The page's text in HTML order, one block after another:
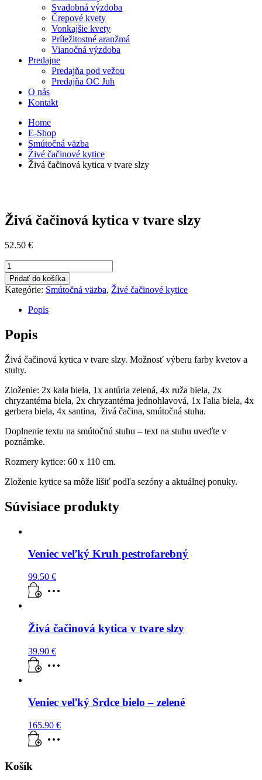
Svadobná výzdoba
Črepové kvety
Vonkajšie kvety
Príležitostné aranžmá
Vianočná výzdoba
Predajne
Predajňa pod vežou
Predajňa OC Juh
O nás
Kontakt
Home
E-Shop
Smútočná väzba
Živé čačinové kytice
Živá čačinová kytica v tvare slzy
Živá čačinová kytica v tvare slzy
52.50 €
množstvo
Živá
čačinová
kytica
slzy
Pridať do košíka
Kategórie: Smútočná väzba, Živé čačinové kytice
Popis
Popis
Živá čačinová kytica v tvare slzy. Možnosť výberu farby kvetov a
stuhy.
Zloženie: 2x kala biela, 1x antúria zelená, 4x ruža biela, 2x
chryzantéma biela, 2x chryzantéma jednohlavová, 1x ľalia biela, 4x
gerbera biela, 4x santina, živá čačina, smútočná stuha.
Doplnenie textu na smútočnú stuhu – text na stuhu uveďte v
poznámke.
Rozmery kytice: 60 x 110 cm.
Zloženie kytice sa môže líšiť podľa sezóny a aktuálnej ponuky.
Súvisiace produkty
Veniec veľký Kruh pestrofarebný
99.50 €
Živá čačinová kytica v tvare slzy
39.90 €
Veniec veľký Srdce bielo – zelené
165.90 €
Košík